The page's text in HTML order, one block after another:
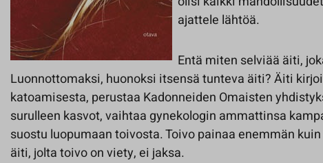
ajattele lähtöä.
Entä miten selviää äiti,
Luonnottomaksi, huonoksi itsensä tunteva äiti? Äiti
katoamisesta, perustaa Kadonneiden Omaisten
surulleen kasvot, vaihtaa gynekologin ammattinsa
suostu luopumaan toivosta. Toivo painaa enemmän
äiti, jolta toivo on viety, ei jaksa.